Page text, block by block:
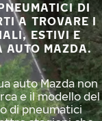
DI
A TROVARE I
ESTIVI E
AUTO MAZDA.
auto Mazda non
e il modello del
di pneumatici